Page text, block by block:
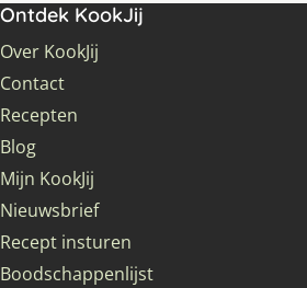
Ontdek KookJij
Over KookJij
Contact
Recepten
Blog
Mijn KookJij
Nieuwsbrief
Recept insturen
Boodschappenlijst